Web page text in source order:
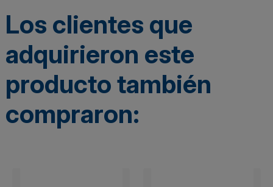
Los clientes que
adquirieron este
producto también
compraron: